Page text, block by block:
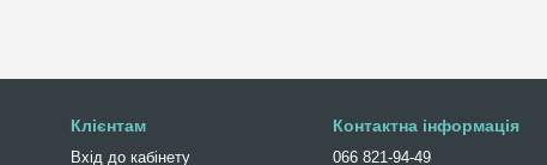
Клієнтам
Вхід до кабінету
Контактна інформація
066 821-94-49